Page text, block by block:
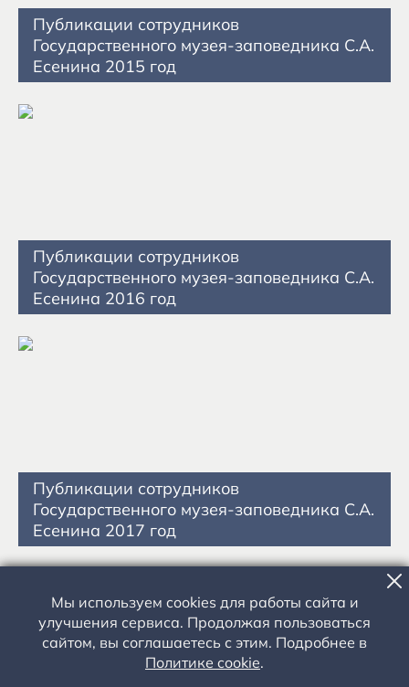
Публикации сотрудников
Государственного музея-заповедника С.А.
Есенина 2015 год
Публикации сотрудников
Государственного музея-заповедника С.А.
Есенина 2016 год
Публикации сотрудников
Государственного музея-заповедника С.А.
Есенина 2017 год
Мы используем cookies для работы сайта и
улучшения сервиса. Продолжая пользоваться
сайтом, вы соглашаетесь с этим. Подробнее в
Политике cookie.